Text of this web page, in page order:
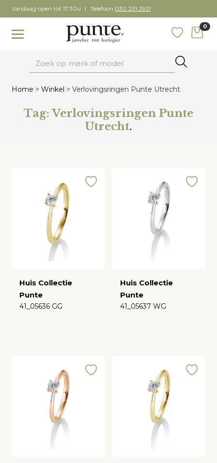
Skip
to
content
Vandaag open tot 17.30u Telefoon 030 231 2921
Toggle navigation
0
Home > Winkel > Verlovingsringen Punte Utrecht
Tag:Verlovingsringen Punte
Utrecht.
Huis Collectie
Punte
41_05636 GG
Huis Collectie
Punte
41_05637 WG